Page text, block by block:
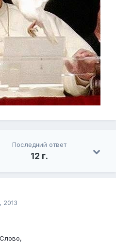
Последний ответ
12 г.
2013